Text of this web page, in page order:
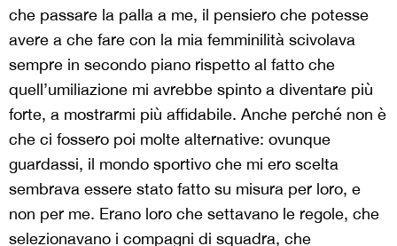
che passare la palla a me, il pensiero che potesse
avere a che fare con la mia femminilità scivolava
sempre in secondo piano rispetto al fatto che
quell’umiliazione mi avrebbe spinto a diventare più
forte, a mostrarmi più affidabile. Anche perché non è
che ci fossero poi molte alternative: ovunque
guardassi, il mondo sportivo che mi ero scelta
sembrava essere stato fatto su misura per loro, e
non per me. Erano loro che settavano le regole, che
selezionavano i compagni di squadra, che